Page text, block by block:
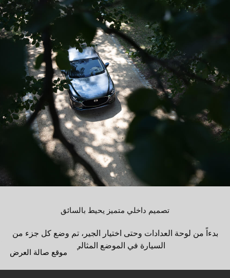
موقع صالة العرض
تصميم داخلي متميز يحيط بالسائق
بدءاً من لوحة العدادات وحتى اختيار الجير، تم وضع كل جزء من
السيارة في الموضع المثالي ...